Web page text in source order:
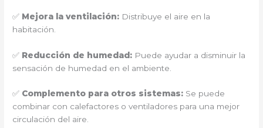
✅ Mejora la ventilación: Distribuye el aire en la
habitación.
✅ Reducción de humedad: Puede ayudar a disminuir la
sensación de humedad en el ambiente.
✅ Complemento para otros sistemas: Se puede
combinar con calefactores o ventiladores para una mejor
circulación del aire.